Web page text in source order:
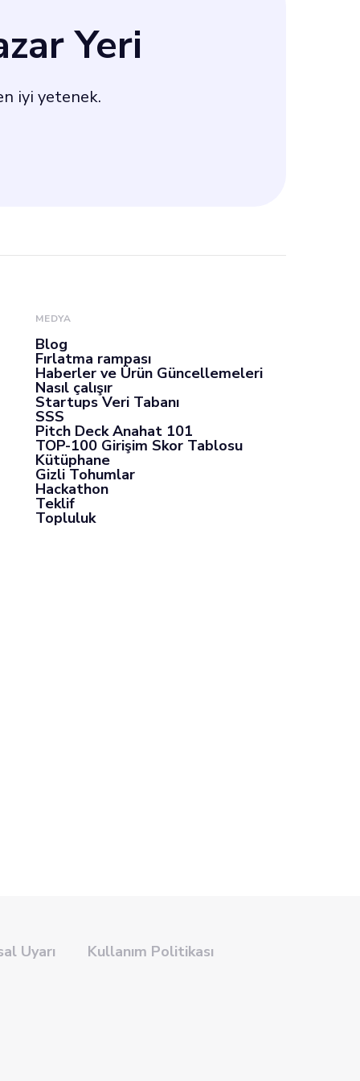
Yeri
iyi yetenek.
MEDYA
Blog
Fırlatma rampası
Haberler ve Ürün Güncellemeleri
Nasıl çalışır
Startups Veri Tabanı
SSS
Pitch Deck Anahat 101
TOP-100 Girişim Skor Tablosu
Kütüphane
Gizli Tohumlar
Hackathon
Teklif
Topluluk
Uyarı
Kullanım Politikası